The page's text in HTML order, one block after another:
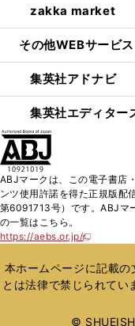
zakka market
その他WEBサービス
集英社アドナビ
集英社エディター
ABJマークは、この電子書店
ンツ使用許諾を得た正規版配
第6091713号）です。ABJマ
の一覧はこちら。
https://aebs.or.jp/
新
い
ウ
ィ
本ホームページに記載の
とは法律で禁じられてい
©